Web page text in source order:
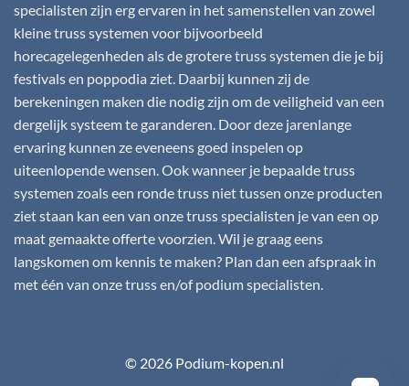
specialisten zijn erg ervaren in het samenstellen van zowel
kleine truss systemen voor bijvoorbeeld
horecagelegenheden als de grotere truss systemen die je bij
festivals en poppodia ziet. Daarbij kunnen zij de
berekeningen maken die nodig zijn om de veiligheid van een
dergelijk systeem te garanderen. Door deze jarenlange
ervaring kunnen ze eveneens goed inspelen op
uiteenlopende wensen. Ook wanneer je bepaalde truss
systemen zoals een ronde truss niet tussen onze producten
ziet staan kan een van onze truss specialisten je van een op
maat gemaakte offerte voorzien. Wil je graag eens
langskomen om kennis te maken? Plan dan een afspraak in
met één van onze truss en/of podium specialisten.
© 2026 Podium-kopen.nl